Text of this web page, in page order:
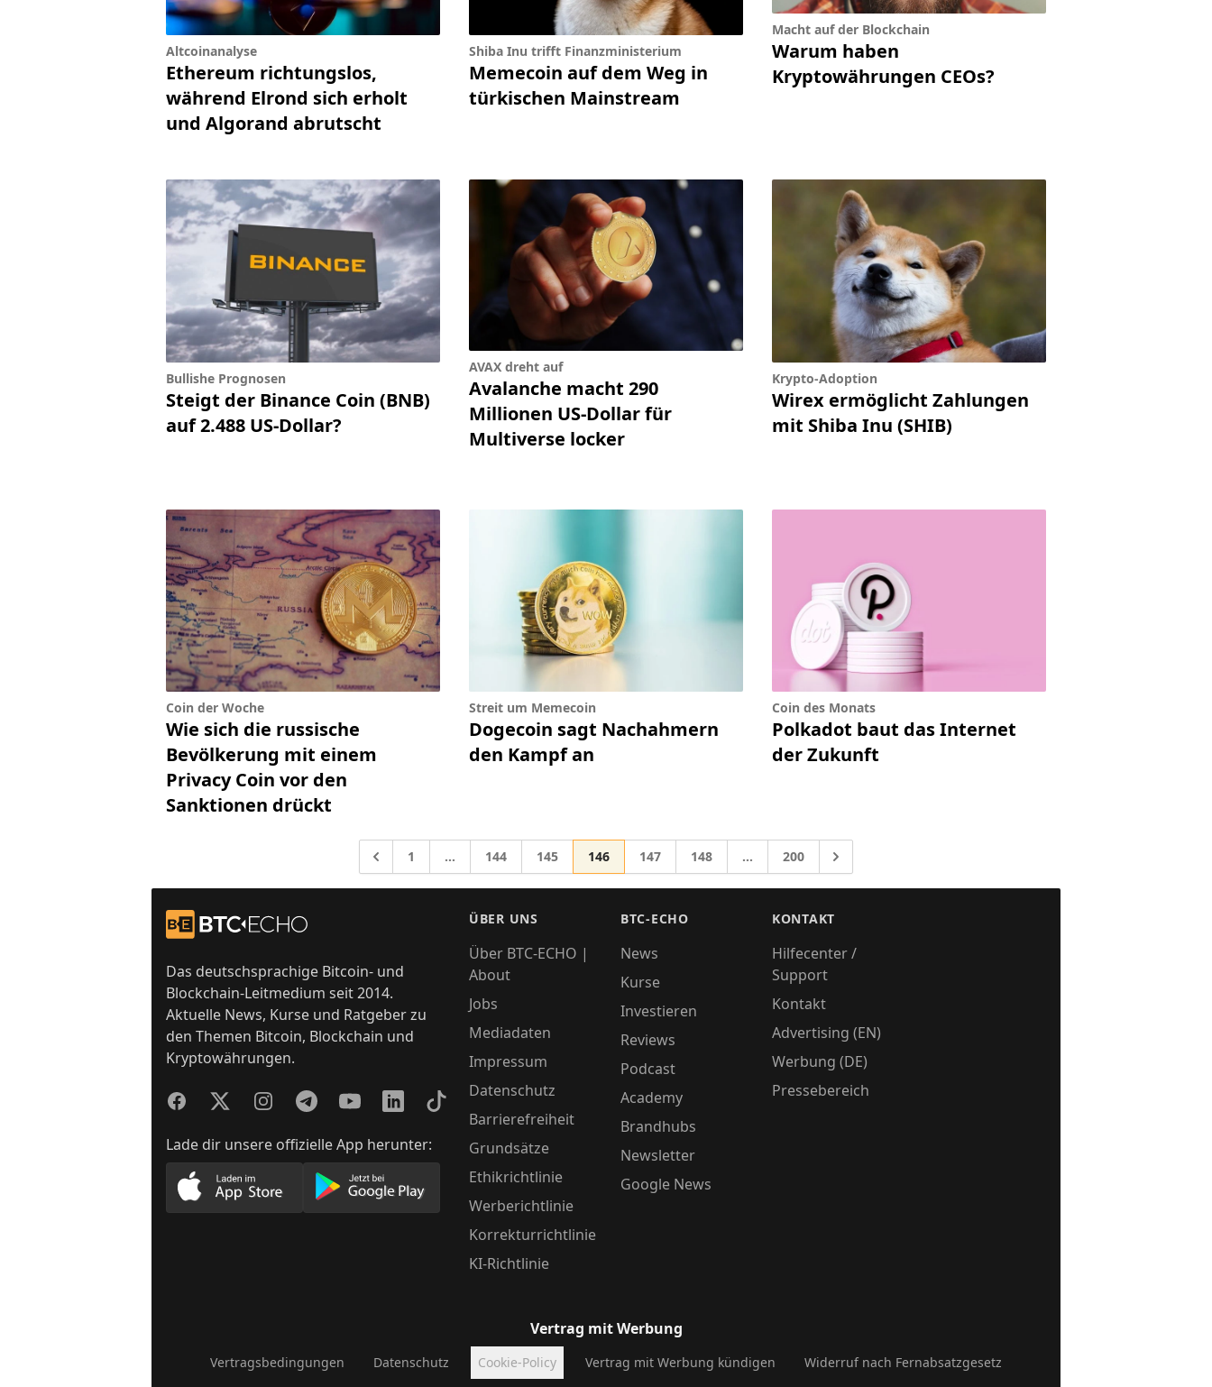
Altcoinanalyse
Ethereum richtungslos,
während Elrond sich erholt
und Algorand abrutscht
Shiba Inu trifft Finanzministerium
Memecoin auf dem Weg in
türkischen Mainstream
Macht auf der Blockchain
Warum haben
Kryptowährungen CEOs?
Bullishe Prognosen
Steigt der Binance Coin (BNB)
auf 2.488 US-Dollar?
AVAX dreht auf
Avalanche macht 290
Millionen US-Dollar für
Multiverse locker
Krypto-Adoption
Wirex ermöglicht Zahlungen
mit Shiba Inu (SHIB)
Coin der Woche
Wie sich die russische
Bevölkerung mit einem
Privacy Coin vor den
Sanktionen drückt
Streit um Memecoin
Dogecoin sagt Nachahmern
den Kampf an
Coin des Monats
Polkadot baut das Internet
der Zukunft
Gehe zu
Gehe zur Seite
1 Zwischenseiten weggelassen
… Gehe zur Seite
144 Gehe zur Seite
145 Gehe zur Seite
146 Gehe zur Seite
147 Gehe zur Seite
148 Zwischenseiten weggelassen
… Gehe zur Seite
200 Gehe zu
Zur Startseite
Das deutschsprachige Bitcoin- und
Blockchain-Leitmedium seit 2014.
Aktuelle News, Kurse und Ratgeber zu
den Themen Bitcoin, Blockchain und
Kryptowährungen.
FacebookTwitterInstagramTelegramYouTubeLinkedInTikTok
Lade dir unsere offizielle App herunter:
Lade unsere App im AppStore herunterLade unsere App im PlayStore herunter
ÜBER UNS
Über BTC-ECHO |
About
Jobs
Mediadaten
Impressum
Datenschutz
Barrierefreiheit
Grundsätze
Ethikrichtlinie
Werberichtlinie
Korrekturrichtlinie
KI-Richtlinie
BTC-ECHO
News
Kurse
Investieren
Reviews
Podcast
Academy
Brandhubs
Newsletter
Google News
KONTAKT
Hilfecenter /
Support
Kontakt
Advertising (EN)
Werbung (DE)
Pressebereich
Vertrag mit Werbung
Vertragsbedingungen Datenschutz Cookie-Policy Vertrag mit Werbung kündigen
Widerruf nach Fernabsatzgesetz